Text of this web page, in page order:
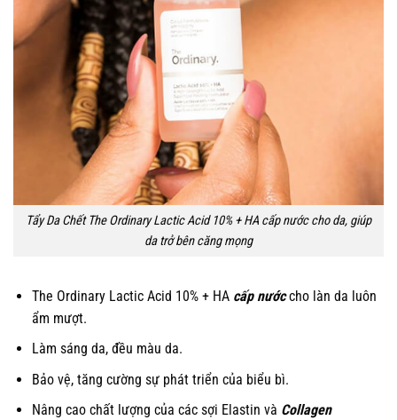
Tẩy Da Chết The Ordinary Lactic Acid 10% + HA cấp nước cho da, giúp
da trở bên căng mọng
The Ordinary Lactic Acid 10% + HA cấp nướccho làn da luôn
ẩm mượt.
Làm sáng da, đều màu da.
Bảo vệ, tăng cường sự phát triển của biểu bì.
Nâng cao chất lượng của các sợi Elastin và Collagen